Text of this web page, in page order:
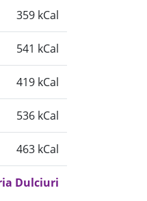
359 kCal
541 kCal
419 kCal
536 kCal
463 kCal
Dulciuri